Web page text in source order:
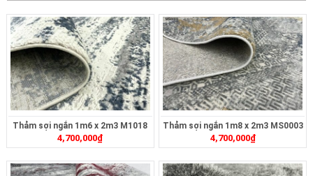
Thảm sợi ngắn 1m6 x 2m3 M1018
4,700,000₫
Thảm sợi ngắn 1m8 x 2m3 MS0003
4,700,000₫